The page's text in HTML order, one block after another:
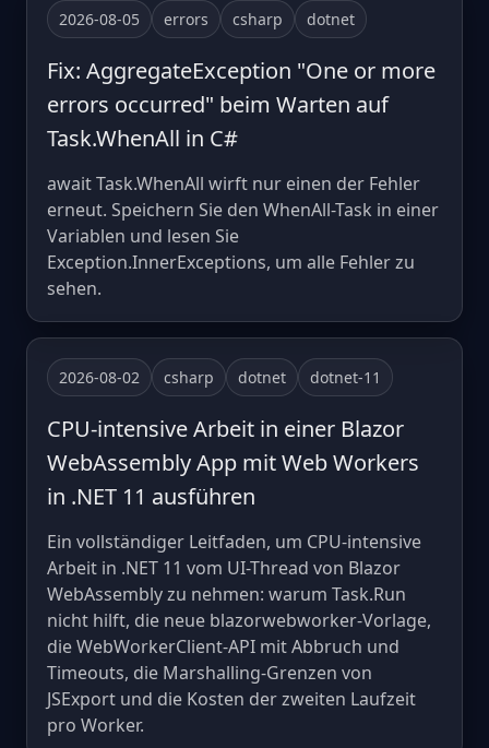
2026-08-05 errors csharp dotnet
Fix: AggregateException "One or more
errors occurred" beim Warten auf
Task.WhenAll in C#
await Task.WhenAll wirft nur einen der Fehler
erneut. Speichern Sie den WhenAll-Task in einer
Variablen und lesen Sie
Exception.InnerExceptions, um alle Fehler zu
sehen.
2026-08-02 csharp dotnet dotnet-11
CPU-intensive Arbeit in einer Blazor
WebAssembly App mit Web Workers
in .NET 11 ausführen
Ein vollständiger Leitfaden, um CPU-intensive
Arbeit in .NET 11 vom UI-Thread von Blazor
WebAssembly zu nehmen: warum Task.Run
nicht hilft, die neue blazorwebworker-Vorlage,
die WebWorkerClient-API mit Abbruch und
Timeouts, die Marshalling-Grenzen von
JSExport und die Kosten der zweiten Laufzeit
pro Worker.